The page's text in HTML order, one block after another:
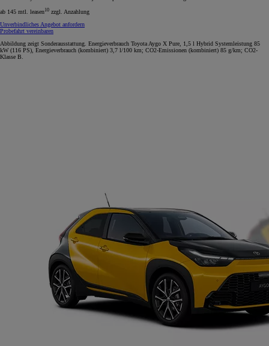
ab 145 mtl. leasen10 zzgl. Anzahlung
Unverbindliches Angebot anfordern
Probefahrt vereinbaren
Abbildung zeigt Sonderausstattung. Energieverbrauch Toyota Aygo X Pure, 1,5 l Hybrid Systemleistung 85
kW (116 PS), Energieverbrauch (kombiniert) 3,7 l/100 km; CO2-Emissionen (kombiniert) 85 g/km; CO2-
Klasse B.